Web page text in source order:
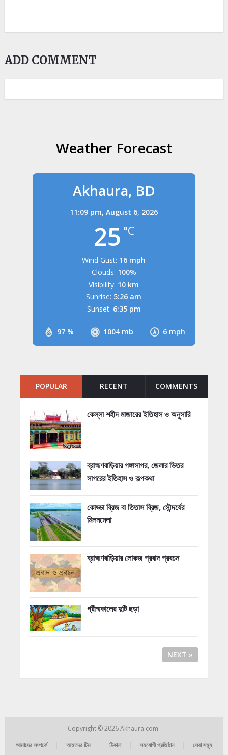
ADD COMMENT
Weather Forecast
Akhaura, BD
11:09 pm,August 6, 2026
25 °C
97 % 1004 mb 6 mph
Wind Gust: 16 mph
Clouds: 100%
Visibility: 10 km
Sunrise: 5:26 am
Sunset: 6:35 pm
POPULAR RECENT COMMENTS
কেল্লা শহীদ মাজারের ইতিহাস ও অনুসারি
ব্রাহ্মণবাড়িয়ার গঙ্গাসাগর, জেলার ভিতর
সাগরের ইতিহাস ও কল্পকথা
কোড্ডা ব্রিজ বা তিতাস ব্রিজ, সৌন্দর্যের
মিলনমেলা
ব্রাহ্মণবাড়িয়ার লোকজ প্রবাদ প্রবচন
গ্রীষ্মকালের দুটি ছড়া
NEXT »
Copyright © 2026Akhaura.com
আমাদের সম্পর্কে
আমাদের টিম ঠিকানা সহযোগী প্রতিষ্ঠান সেবা সমূহ